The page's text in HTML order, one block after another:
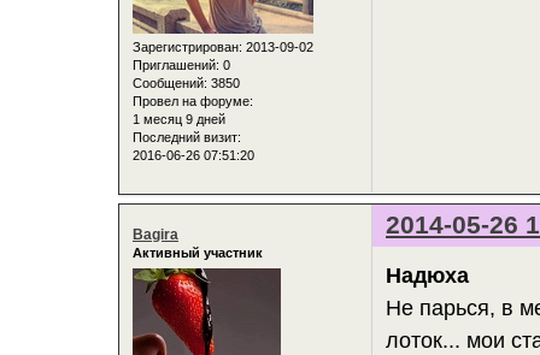
Зарегистрирован: 2013-09-02
Приглашений: 0
Сообщений: 3850
Провел на форуме:
1 месяц 9 дней
Последний визит:
2016-06-26 07:51:20
2014-05-26
Bagira
Активный участник
Надюха
Не парься, в
лоток... мои